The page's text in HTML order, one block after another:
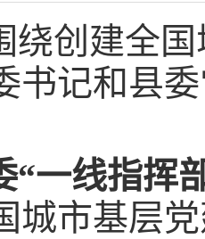
绕创建全
书记和县
“一线指挥
城市基层